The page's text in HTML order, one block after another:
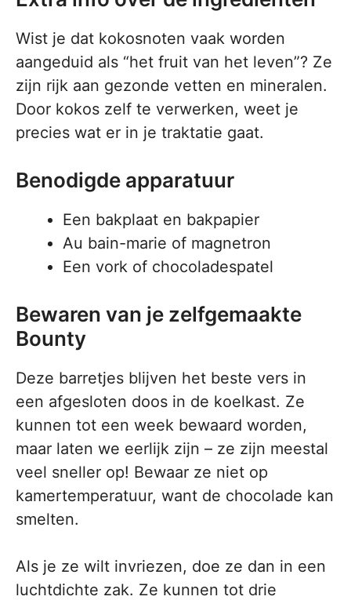
Wist je dat kokosnoten vaak worden
aangeduid als “het fruit van het leven”? Ze
zijn rijk aan gezonde vetten en mineralen.
Door kokos zelf te verwerken, weet je
precies wat er in je traktatie gaat.
Benodigde apparatuur
Een bakplaat en bakpapier
Au bain-marie of magnetron
Een vork of chocoladespatel
Bewaren van je zelfgemaakte
Bounty
Deze barretjes blijven het beste vers in
een afgesloten doos in de koelkast. Ze
kunnen tot een week bewaard worden,
maar laten we eerlijk zijn – ze zijn meestal
veel sneller op! Bewaar ze niet op
kamertemperatuur, want de chocolade kan
smelten.
Als je ze wilt invriezen, doe ze dan in een
luchtdichte zak. Ze kunnen tot drie